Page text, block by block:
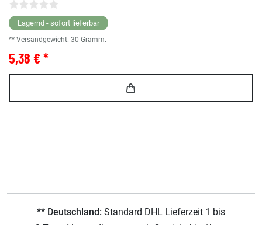
Lagernd - sofort lieferbar
** Versandgewicht: 30 Gramm.
5,38 € *
** Deutschland: Standard DHL Lieferzeit 1 bis